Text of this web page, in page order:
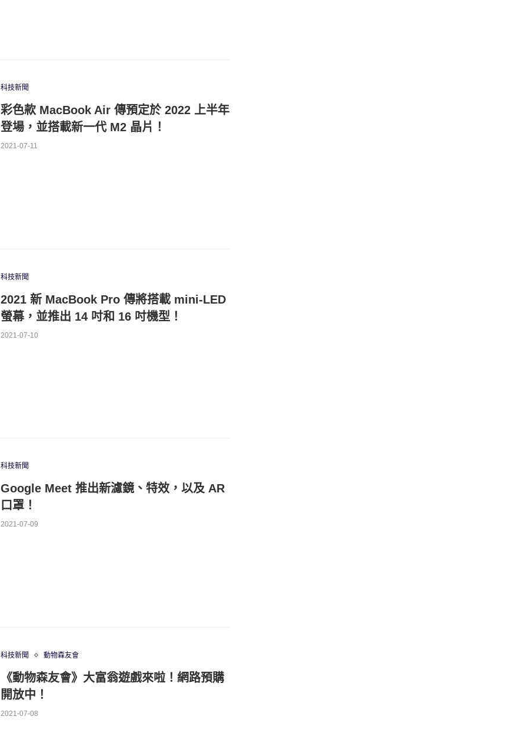
科技新聞
彩色款 MacBook Air 傳預定於 2022 上半年
登場，並搭載新一代 M2 晶片！
2021-07-11
科技新聞
2021 新 MacBook Pro 傳將搭載 mini-LED
螢幕，並推出 14 吋和 16 吋機型！
2021-07-10
科技新聞
Google Meet 推出新濾鏡、特效，以及 AR
口罩！
2021-07-09
科技新聞 動物森友會
《動物森友會》大富翁遊戲來啦！網路預購
開放中！
2021-07-08